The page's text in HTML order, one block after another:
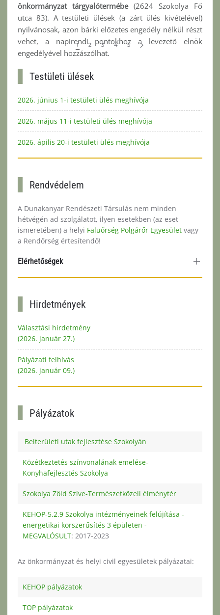
önkormányzat tárgyalótermébe (2624 Szokolya Fő
utca 83). A testületi ülések (a zárt ülés kivételével)
nyilvánosak, azon bárki előzetes engedély nélkül részt
vehet, a napirendi pontokhoz a levezető elnök
engedélyével hozzászólhat.
Napirendi pontok:
Bővebben...
1 2 3 4 5
Testületi ülések
2026. június 1-i testületi ülés meghívója
2026. május 11-i testületi ülés meghívója
2026. ápilis 20-i testületi ülés meghívója
Rendvédelem
A Dunakanyar Rendészeti Társulás nem minden
hétvégén ad szolgálatot, ilyen esetekben (az eset
ismeretében) a helyi Faluőrség Polgárőr Egyesület vagy
a Rendőrség értesítendő!
Elérhetőségek
Hirdetmények
Választási hirdetmény
(2026. január 27.)
Pályázati felhívás
(2026. január 09.)
Pályázatok
Belterületi utak fejlesztése Szokolyán
Közétkeztetés színvonalának emelése-
Konyhafejlesztés Szokolya
Szokolya Zöld Szíve-Természetközeli élménytér
KEHOP-5.2.9 Szokolya intézményeinek felújítása -
energetikai korszerűsítés 3 épületen -
MEGVALÓSULT: 2017-2023
Az önkormányzat és helyi civil egyesületek pályázatai:
KEHOP pályázatok
TOP pályázatok